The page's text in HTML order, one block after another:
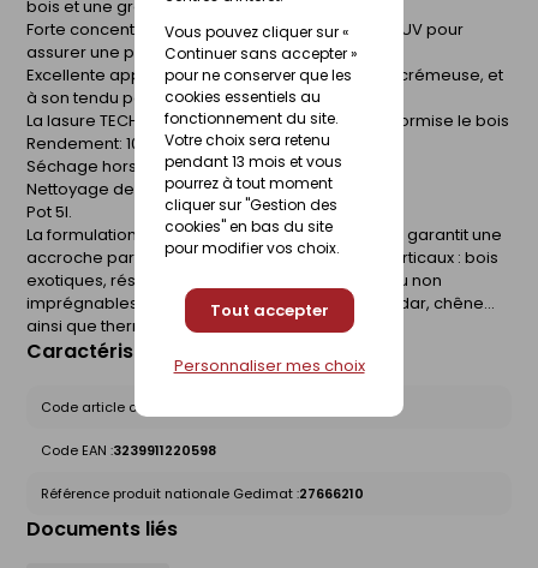
Vous pouvez cliquer sur «
Continuer sans accepter »
pour ne conserver que les
cookies essentiels au
fonctionnement du site.
Votre choix sera retenu
pendant 13 mois et vous
pourrez à tout moment
cliquer sur "Gestion des
cookies" en bas du site
pour modifier vos choix.
Tout accepter
Personnaliser mes choix
bois et une grande souplesse du film protecteur
Forte concentration en pigments et agents Anti-UV pour
assurer une protection longue durée
Excellente applicabilité grâce à sa consistance crémeuse, et
à son tendu parfait
La lasure TECH-WOOD® protège, embellit et uniformise le bois
Rendement: 10-14 m²/L/couche
Séchage hors poussières : 1 heure environ
Nettoyage des ustensiles : avec de l'eau
Pot 5l.
La formulation unique de la lasure TECH-WOOD® garantit une
accroche parfaite sur tous les bois extérieurs verticaux : bois
exotiques, résineux ou tendres, y compris peu ou non
imprégnables tels que mélèze, douglas, red cedar, chêne...
ainsi que thermotraités et autoclavés.
Caractéristiques du produit
Code article chez le fournisseur :
Code EAN :3239911220598
Référence produit nationale Gedimat :27666210
Documents liés